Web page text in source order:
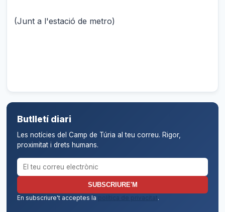
(Junt a l'estació de metro)
Butlletí diari
Les notícies del Camp de Túria al teu correu. Rigor,
proximitat i drets humans.
Correu electrònic per al butlletí
SUBSCRIURE'M
En subscriure't acceptes la
política de privacitat.